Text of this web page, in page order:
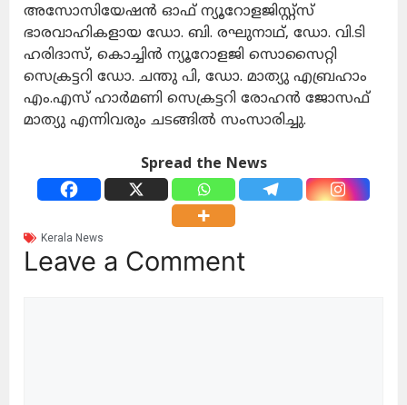
അസോസിയേഷൻ ഓഫ് ന്യൂറോളജിസ്റ്റ്സ്
ഭാരവാഹികളായ ഡോ. ബി. രഘുനാഥ്, ഡോ. വി.ടി
ഹരിദാസ്, കൊച്ചിൻ ന്യൂറോളജി സൊസൈറ്റി
സെക്രട്ടറി ഡോ. ചന്തു പി, ഡോ. മാത്യു എബ്രഹാം
എം.എസ് ഹാർമണി സെക്രട്ടറി രോഹൻ ജോസഫ്
മാത്യു എന്നിവരും ചടങ്ങിൽ സംസാരിച്ചു.
Spread the News
Kerala News
Leave a Comment